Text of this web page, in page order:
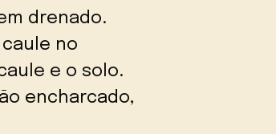
drenado.
no
e o solo.
encharcado,